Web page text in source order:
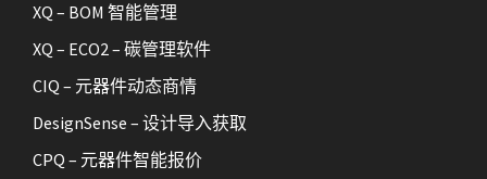
XQ – BOM 智能管理
XQ – ECO2 – 碳管理软件
CIQ – 元器件动态商情
DesignSense – 设计导入获取
CPQ – 元器件智能报价